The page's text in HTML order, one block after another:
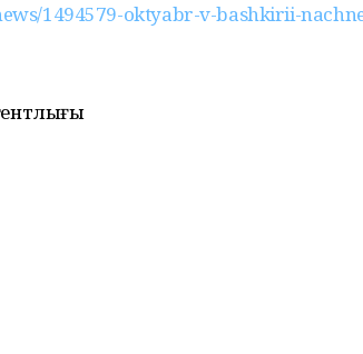
1494579-oktyabr-v-bashkirii-